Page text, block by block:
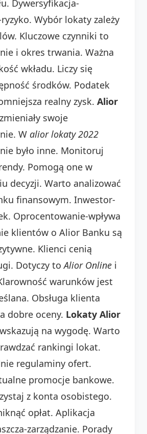
Dywersyfikacja-
Wybór lokaty zależy
Kluczowe czynniki to
i okres trwania. Ważna
wkładu. Liczy się
środków. Podatek
realny zysk. Alior
zmieniały swoje
W alior lokaty 2022
było inne. Monitoruj
Pomogą one w
decyzji. Warto analizować
finansowym. Inwestor-
Oprocentowanie-wpływa
klientów o Alior Banku są
Klienci cenią
Dotyczy toAlior Online i
warunków jest
Obsługa klienta
dobre oceny. Lokaty Alior
wskazują na wygodę. Warto
rankingi lokat.
regulaminy ofert.
promocje bankowe.
z konta osobistego.
opłat. Aplikacja
zarządzanie. Porady